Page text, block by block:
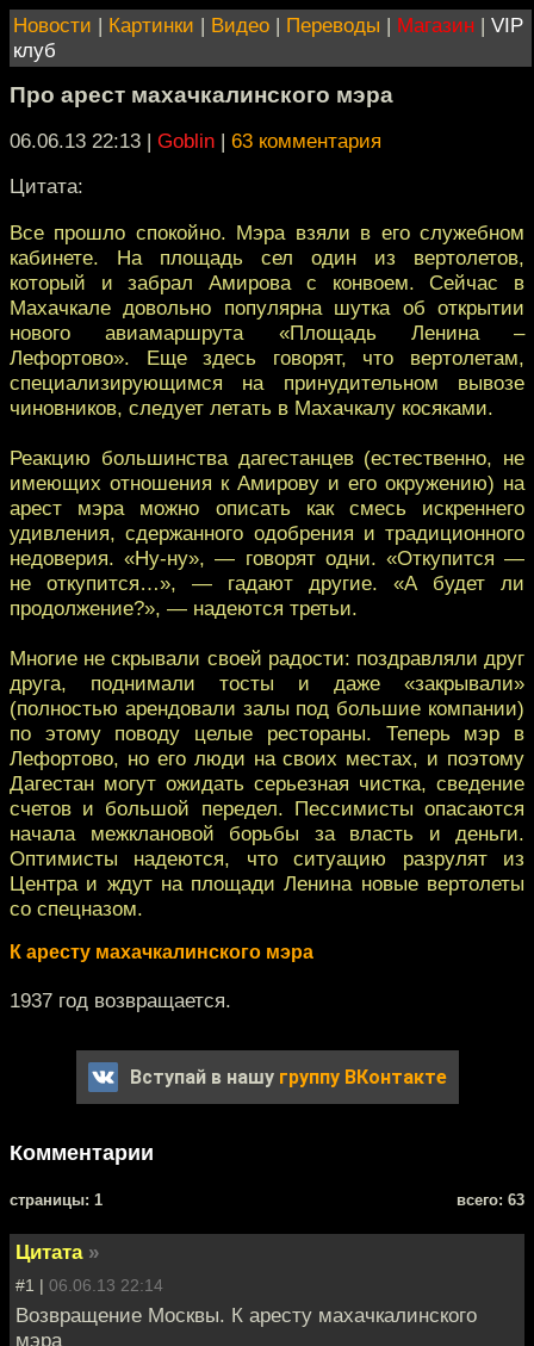
Новости | Картинки | Видео | Переводы | Магазин | VIP
клуб
Про арест махачкалинского мэра
06.06.13 22:13 | Goblin | 63 комментария
Цитата:
Все прошло спокойно. Мэра взяли в его служебном
кабинете. На площадь сел один из вертолетов,
который и забрал Амирова с конвоем. Сейчас в
Махачкале довольно популярна шутка об открытии
нового авиамаршрута «Площадь Ленина –
Лефортово». Еще здесь говорят, что вертолетам,
специализирующимся на принудительном вывозе
чиновников, следует летать в Махачкалу косяками.
Реакцию большинства дагестанцев (естественно, не
имеющих отношения к Амирову и его окружению) на
арест мэра можно описать как смесь искреннего
удивления, сдержанного одобрения и традиционного
недоверия. «Ну-ну», — говорят одни. «Откупится —
не откупится…», — гадают другие. «А будет ли
продолжение?», — надеются третьи.
Многие не скрывали своей радости: поздравляли друг
друга, поднимали тосты и даже «закрывали»
(полностью арендовали залы под большие компании)
по этому поводу целые рестораны. Теперь мэр в
Лефортово, но его люди на своих местах, и поэтому
Дагестан могут ожидать серьезная чистка, сведение
счетов и большой передел. Пессимисты опасаются
начала межклановой борьбы за власть и деньги.
Оптимисты надеются, что ситуацию разрулят из
Центра и ждут на площади Ленина новые вертолеты
со спецназом.
К аресту махачкалинского мэра
1937 год возвращается.
Вступай в нашу группу ВКонтакте
Комментарии
cтраницы: 1 всего: 63
Цитата »
#1 | 06.06.13 22:14
Возвращение Москвы. К аресту махачкалинского
мэра